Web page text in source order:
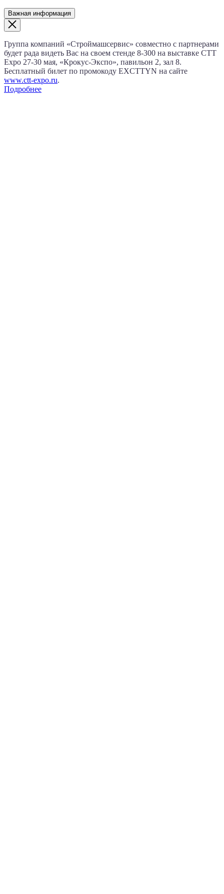
Важная информация
Группа компаний «Строймашсервис» совместно с партнерами
будет рада видеть Вас на своем стенде 8‑300 на выставке CTT
Expo 27‑30 мая, «Крокус‑Экспо», павильон 2, зал 8.
Бесплатный билет по промокоду EXCTTYN на сайте
www.сtt-expo.ru.
Подробнее